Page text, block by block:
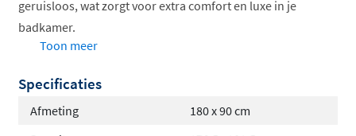
geruisloos, wat zorgt voor extra comfort en luxe in je
badkamer.
Hoogte van 200cm
Veiligheidsglas van 8mm met antikalkbehandeling
Toon meer
Specificaties
Afmeting
180 x 90 cm